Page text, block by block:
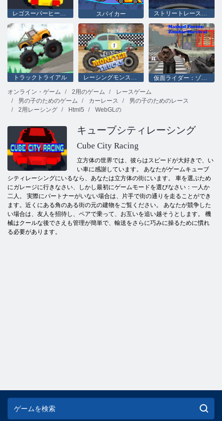
レゴスーパーヒーローレース スパイカー ストリートレースフューリー
トラックトライアル
仮面ライダー：ゾンビサバイバル
オンライン・ゲーム
2用のゲーム
レースゲーム
男の子のためのゲーム
カーレース
男の子のためのレース
2用レーシング
Html5 WebGLの
キューブシティレーシング
Cube City Racing
立方体の世界では、彼らはスピードが大好きで、い
い車に感謝しています。 あなたがゲームキューブ
シティレーシングにいるなら、あなたは立方体の街にいます。 車を選ぶため
にガレージに行きなさい、しかし最初にゲームモードを選びなさい：一人か
二人。 実際にパートナーがいない場合は、片手で街の通りを走ることができ
ます。近くにある角のある街の元の建物をご覧ください。 あなたが競争した
い場合は、友人を招待し、ペアで乗って、お互いを追い越そうとします。 機
械はクールな後でさえも管理が簡単で、輸送をさらに巧みに操るために慣れ
る必要があります。